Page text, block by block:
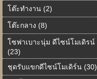
โต๊ะทำงาน (2)
โต๊ะกลาง (8)
โซฟาเบาะนุ่ม ดีไซน์โมเดิรน์
(23)
ชุดรับแขกดีไซน์โมเดิร์น (30)